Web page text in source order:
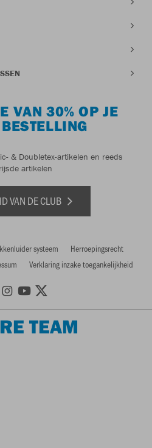
VAN 30% OP JE
& Doubletex-artikelen en reeds
artikelen
VAN DE CLUB
systeem
Herroepingsrecht
Verklaring inzake toegankelijkheid
TEAM